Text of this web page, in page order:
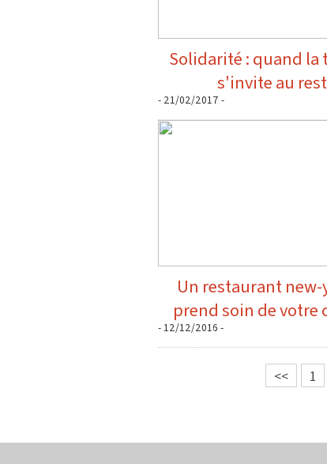
Solidarité : quand la
s'invite au
- 21/02/2017 -
Un restaurant new-
prend soin de votre
- 12/12/2016 -
<< 1